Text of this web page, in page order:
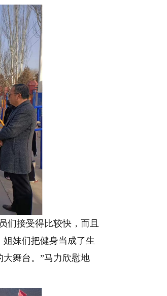
接受得比较快，而且
妹们把健身当成了生
舞台。”马力欣慰地